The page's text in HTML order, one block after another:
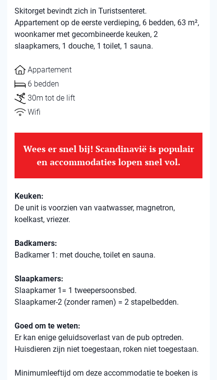
Skitorget bevindt zich in Turistsenteret.
Appartement op de eerste verdieping, 6 bedden, 63 m²,
woonkamer met gecombineerde keuken, 2
slaapkamers, 1 douche, 1 toilet, 1 sauna.
Appartement
6 bedden
30m tot de lift
Wifi
Wees er snel bij! Scandinavië is populair
en accommodaties lopen snel vol.
Keuken:
De unit is voorzien van vaatwasser, magnetron,
koelkast, vriezer.
Badkamers:
Badkamer 1: met douche, toilet en sauna.
Slaapkamers:
Slaapkamer 1= 1 tweepersoonsbed.
Slaapkamer-2 (zonder ramen) = 2 stapelbedden.
Goed om te weten:
Er kan enige geluidsoverlast van de pub optreden.
Huisdieren zijn niet toegestaan, roken niet toegestaan.
Minimumleeftijd om deze accommodatie te boeken is